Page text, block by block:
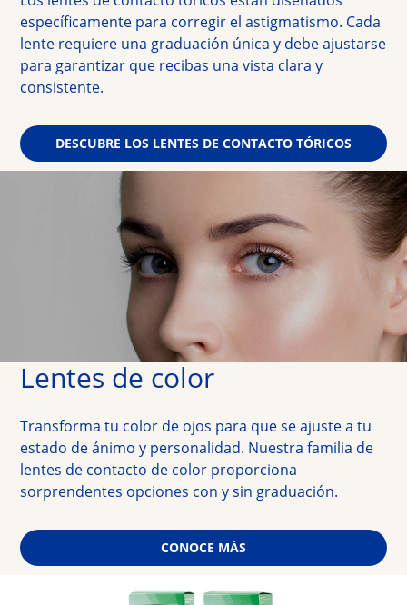
específicamente para corregir el astigmatismo. Cada
lente requiere una graduación única y debe ajustarse
para garantizar que recibas una vista clara y
consistente.
DESCUBRE LOS LENTES DE CONTACTO TÓRICOS
Lentes de color
Transforma tu color de ojos para que se ajuste a tu
estado de ánimo y personalidad. Nuestra familia de
sorprendentes opciones con y sin graduación.
CONOCE MÁS